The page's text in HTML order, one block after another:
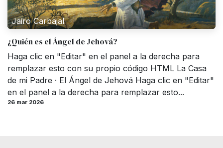
Jairo Carbajal
¿Quién es el Ángel de Jehová?
Haga clic en "Editar" en el panel a la derecha para
remplazar esto con su propio código HTML La Casa
de mi Padre · El Ángel de Jehová Haga clic en "Editar"
en el panel a la derecha para remplazar esto...
26 mar 2026